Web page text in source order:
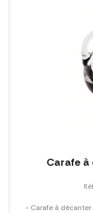
Carafe
- Carafe à décanter